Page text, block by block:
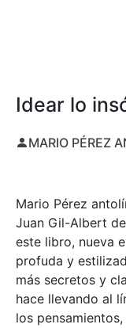
Idear lo
MARIO PÉREZ
Mario Pérez
Juan Gil-Albert
este libro, nueva
profuda y
más secretos y
hace llevando al
los